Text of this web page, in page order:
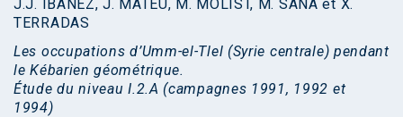
J.J. IBÁÑEZ, J. MATEU, M. MOLIST, M. SAÑA et X.
TERRADAS
Les occupations d’Umm-el-Tlel (Syrie centrale) pendant
le Kébarien géométrique.
Étude du niveau I.2.A (campagnes 1991, 1992 et
1994)